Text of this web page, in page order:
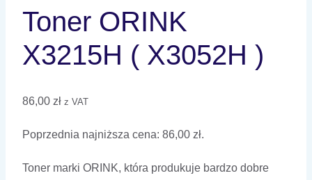
Toner ORINK
X3215H ( X3052H )
86,00 zł z VAT
Poprzednia najniższa cena: 86,00 zł.
Toner marki ORINK, która produkuje bardzo dobre